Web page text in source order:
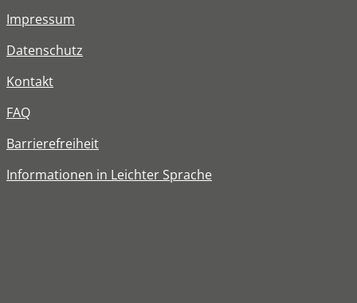
Impressum
Datenschutz
Kontakt
FAQ
Barrierefreiheit
Informationen in Leichter Sprache